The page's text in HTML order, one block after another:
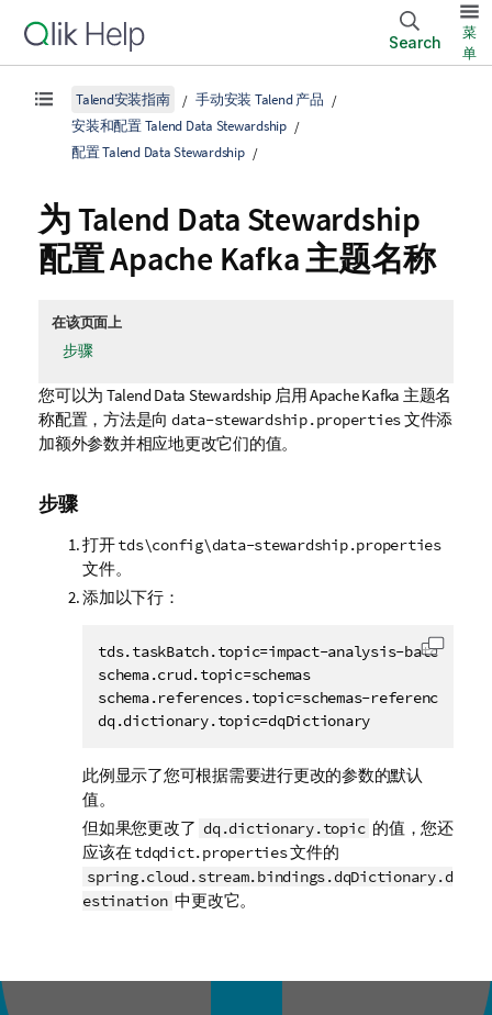
Search
菜
单
Talend安装指南
手动安装 Talend 产品
安装和配置 Talend Data Stewardship
配置 Talend Data Stewardship
为Talend Data Stewardship
配置 Apache Kafka 主题名称
在该页面上
步骤
您可以为 Talend Data Stewardship 启用 Apache Kafka 主题名
称配置，方法是向 data-stewardship.properties文件添
加额外参数并相应地更改它们的值。
步骤
打开tds\config\data-stewardship.properties
文件。
添加以下行：
tds.taskBatch.topic=impact-analysis-batch
schema.crud.topic=schemas
schema.references.topic=schemas-references
dq.dictionary.topic=dqDictionary
复制代
此例显示了您可根据需要进行更改的参数的默认
值。
但如果您更改了 dq.dictionary.topic 的值，您还
应该在 tdqdict.properties文件的
spring.cloud.stream.bindings.dqDictionary.d
estination 中更改它。